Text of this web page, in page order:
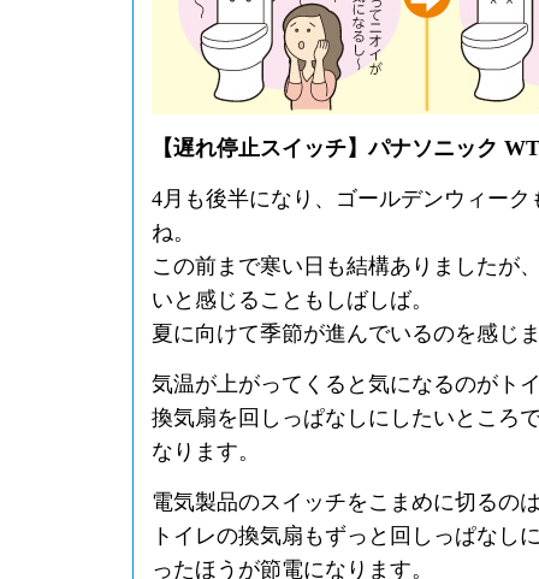
【遅れ停止スイッチ】パナソニック
4月も後半になり、ゴールデンウィー
ね。
この前まで寒い日も結構ありましたが
いと感じることもしばしば。
夏に向けて季節が進んでいるのを感じ
気温が上がってくると気になるのがト
換気扇を回しっぱなしにしたいところ
なります。
電気製品のスイッチをこまめに切るの
トイレの換気扇もずっと回しっぱなし
ったほうが節電になります。